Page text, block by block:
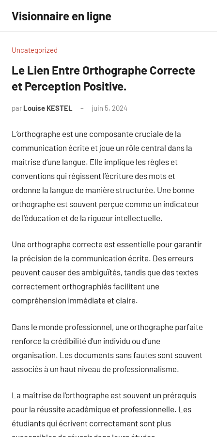
contenu
Visionnaire en ligne
Uncategorized
Le Lien Entre Orthographe Correcte
et Perception Positive.
par Louise KESTEL juin 5, 2024
L’orthographe est une composante cruciale de la
communication écrite et joue un rôle central dans la
maîtrise d’une langue. Elle implique les règles et
conventions qui régissent l’écriture des mots et
ordonne la langue de manière structurée. Une bonne
orthographe est souvent perçue comme un indicateur
de l’éducation et de la rigueur intellectuelle.
Une orthographe correcte est essentielle pour garantir
la précision de la communication écrite. Des erreurs
peuvent causer des ambiguïtés, tandis que des textes
correctement orthographiés facilitent une
compréhension immédiate et claire.
Dans le monde professionnel, une orthographe parfaite
renforce la crédibilité d’un individu ou d’une
organisation. Les documents sans fautes sont souvent
associés à un haut niveau de professionnalisme.
La maîtrise de l’orthographe est souvent un prérequis
pour la réussite académique et professionnelle. Les
étudiants qui écrivent correctement sont plus